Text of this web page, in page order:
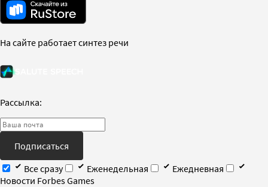
На сайте работает синтез речи
Рассылка:
Подписаться
Все сразу
Еженедельная
Ежедневная
Новости Forbes Games